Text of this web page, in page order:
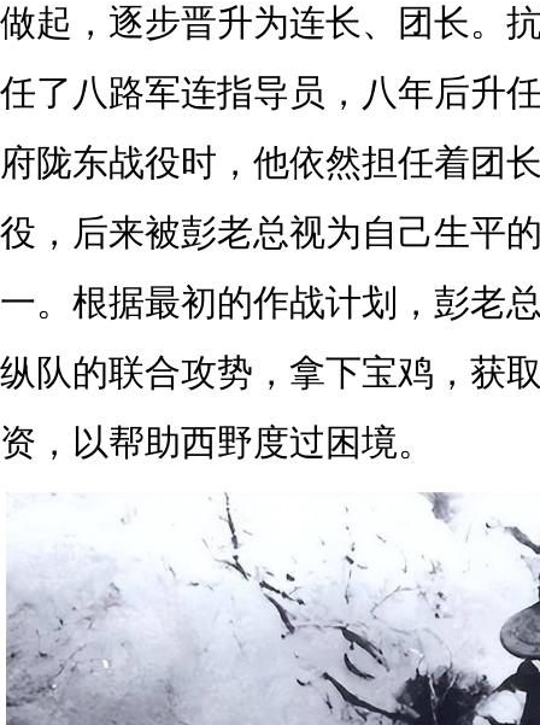
做起，逐步晋升为连长、团长。
任了八路军连指导员，八年后升
府陇东战役时，他依然担任着团
役，后来被彭老总视为自己生平
一。根据最初的作战计划，彭老
纵队的联合攻势，拿下宝鸡，获
资，以帮助西野度过困境。